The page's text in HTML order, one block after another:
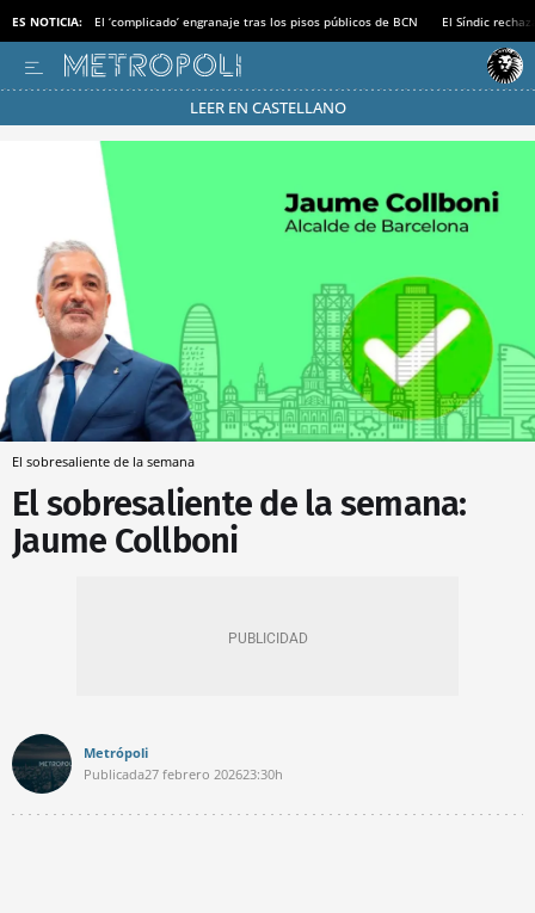
ES NOTICIA: El ‘complicado’ engranaje tras los pisos públicos de BCN El Síndic
LEER EN CASTELLANO
Pásate al MODO AHORRO
El sobresaliente de la semana
El sobresaliente de la semana:
Jaume Collboni
Metrópoli
Publicada27 febrero 202623:30h